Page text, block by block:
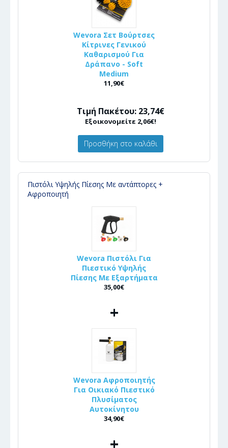
Wevora Σετ Βούρτσες
Κίτρινες Γενικού
Καθαρισμού Για
Δράπανο - Soft
Medium
11,90€
Τιμή Πακέτου: 23,74€
Εξοικονομείτε 2,06€!
Προσθήκη στο καλάθι
Πιστόλι Υψηλής Πίεσης Με αντάπτορες +
Αφροποιητή
Wevora Πιστόλι Για
Πιεστικό Υψηλής
Πίεσης Με Εξαρτήματα
35,00€
+
Wevora Αφροποιητής
Για Οικιακό Πιεστικό
Πλυσίματος
Αυτοκίνητου
34,90€
+